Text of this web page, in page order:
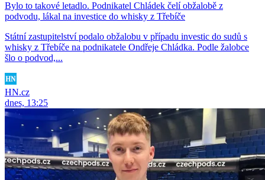
Bylo to takové letadlo. Podnikatel Chládek čelí obžalobě z
podvodu, lákal na investice do whisky z Třebíče
Státní zastupitelství podalo obžalobu v případu investic do sudů s
whisky z Třebíče na podnikatele Ondřeje Chládka. Podle žalobce
šlo o podvod,...
HN.cz
dnes, 13:25